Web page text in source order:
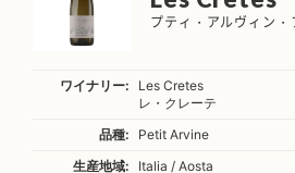
プティ・アルヴィン
ワイナリー:
Les Cretes
レ・クレーテ
品種:
Petit Arvine
生産地域:
Italia / Aosta